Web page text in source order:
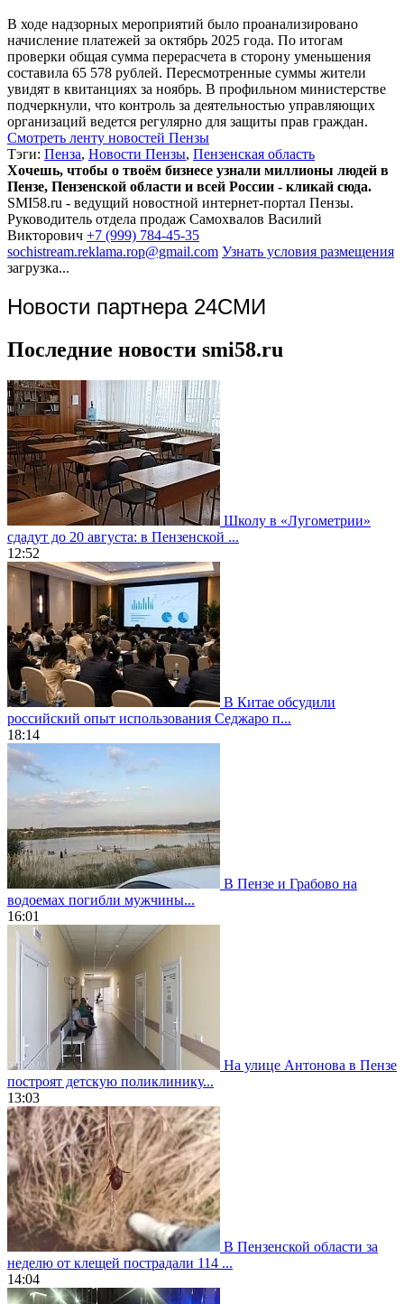
В ходе надзорных мероприятий было проанализировано
начисление платежей за октябрь 2025 года. По итогам
проверки общая сумма перерасчета в сторону уменьшения
составила 65 578 рублей. Пересмотренные суммы жители
увидят в квитанциях за ноябрь. В профильном министерстве
подчеркнули, что контроль за деятельностью управляющих
организаций ведется регулярно для защиты прав граждан.
Смотреть ленту новостей Пензы
Тэги: Пенза, Новости Пензы, Пензенская область
Хочешь, чтобы о твоём бизнесе узнали миллионы людей в
Пензе, Пензенской области и всей России - кликай сюда.
SMI58.ru - ведущий новостной интернет-портал Пензы.
Руководитель отдела продаж Самохвалов Василий
Викторович +7 (999) 784-45-35
sochistream.reklama.rop@gmail.com Узнать условия размещения
загрузка...
Новости партнера 24СМИ
Последние новости smi58.ru
Школу в «Лугометрии»
сдадут до 20 августа: в Пензенской ...
12:52
В Китае обсудили
российский опыт использования Седжаро п...
18:14
В Пензе и Грабово на
водоемах погибли мужчины...
16:01
На улице Антонова в Пензе
построят детскую поликлинику...
13:03
В Пензенской области за
неделю от клещей пострадали 114 ...
14:04